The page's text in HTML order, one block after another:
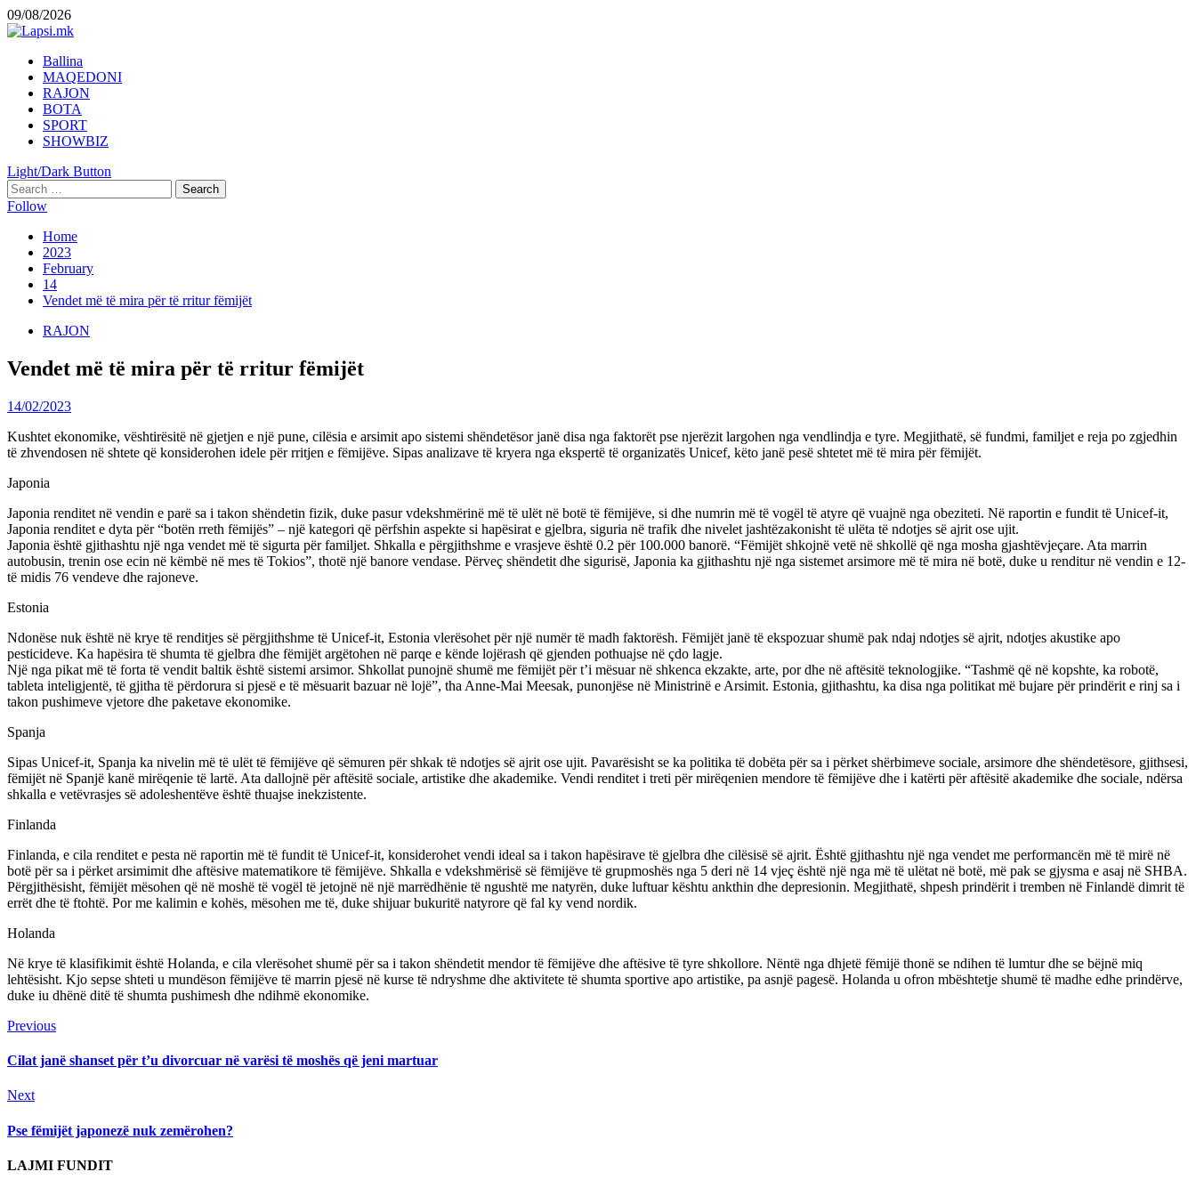
Skip
to
09/08/2026
Primary
Menu
Ballina
MAQEDONI
RAJON
BOTA
SPORT
SHOWBIZ
Light/Dark Button
Search
for:
Follow
Home
2023
February
14
Vendet më të mira për të rritur fëmijët
RAJON
Vendet më të mira për të rritur fëmijët
14/02/2023
Kushtet ekonomike, vështirësitë në gjetjen e një pune, cilësia e arsimit apo sistemi shëndetësor janë disa nga faktorët pse njerëzit largohen nga vendlindja e tyre. Megjithatë, së fundmi, familjet e reja po zgjedhin
të zhvendosen në shtete që konsiderohen idele për rritjen e fëmijëve. Sipas analizave të kryera nga ekspertë të organizatës Unicef, këto janë pesë shtetet më të mira për fëmijët.
Japonia
Japonia renditet në vendin e parë sa i takon shëndetin fizik, duke pasur vdekshmërinë më të ulët në botë të fëmijëve, si dhe numrin më të vogël të atyre që vuajnë nga obeziteti. Në raportin e fundit të Unicef-it,
Japonia renditet e dyta për “botën rreth fëmijës” – një kategori që përfshin aspekte si hapësirat e gjelbra, siguria në trafik dhe nivelet jashtëzakonisht të ulëta të ndotjes së ajrit ose ujit.
Japonia është gjithashtu një nga vendet më të sigurta për familjet. Shkalla e përgjithshme e vrasjeve është 0.2 për 100.000 banorë. “Fëmijët shkojnë vetë në shkollë që nga mosha gjashtëvjeçare. Ata marrin
autobusin, trenin ose ecin në këmbë në mes të Tokios”, thotë një banore vendase. Përveç shëndetit dhe sigurisë, Japonia ka gjithashtu një nga sistemet arsimore më të mira në botë, duke u renditur në vendin e 12-
të midis 76 vendeve dhe rajoneve.
Estonia
Ndonëse nuk është në krye të renditjes së përgjithshme të Unicef-it, Estonia vlerësohet për një numër të madh faktorësh. Fëmijët janë të ekspozuar shumë pak ndaj ndotjes së ajrit, ndotjes akustike apo
pesticideve. Ka hapësira ​​të shumta të gjelbra dhe fëmijët argëtohen në parqe e kënde lojërash që gjenden pothuajse në çdo lagje.
Një nga pikat më të forta të vendit baltik është sistemi arsimor. Shkollat punojnë shumë me fëmijët për t’i mësuar në shkenca ekzakte, arte, por dhe në aftësitë teknologjike. “Tashmë që në kopshte, ka robotë,
tableta inteligjentë, të gjitha të përdorura si pjesë e të mësuarit bazuar në lojë”, tha Anne-Mai Meesak, punonjëse në Ministrinë e Arsimit. Estonia, gjithashtu, ka disa nga politikat më bujare për prindërit e rinj sa i
takon pushimeve vjetore dhe paketave ekonomike.
Spanja
Sipas Unicef-it, Spanja ka nivelin më të ulët të fëmijëve që sëmuren për shkak të ndotjes së ajrit ose ujit. Pavarësisht se ka politika të dobëta për sa i përket shërbimeve sociale, arsimore dhe shëndetësore, gjithsesi,
fëmijët në Spanjë kanë mirëqenie të lartë. Ata dallojnë për aftësitë sociale, artistike dhe akademike. Vendi renditet i treti për mirëqenien mendore të fëmijëve dhe i katërti për aftësitë akademike dhe sociale, ndërsa
shkalla e vetëvrasjes së adoleshentëve është thuajse inekzistente.
Finlanda
Finlanda, e cila renditet e pesta në raportin më të fundit të Unicef-it, konsiderohet vendi ideal sa i takon hapësirave të gjelbra dhe cilësisë së ajrit. Është gjithashtu një nga vendet me performancën më të mirë në
botë për sa i përket arsimimit dhe aftësive matematikore të fëmijëve. Shkalla e vdekshmërisë së fëmijëve të grupmoshës nga 5 deri në 14 vjeç është një nga më të ulëtat në botë, më pak se gjysma e asaj në SHBA.
Përgjithësisht, fëmijët mësohen që në moshë të vogël të jetojnë në një marrëdhënie të ngushtë me natyrën, duke luftuar kështu ankthin dhe depresionin. Megjithatë, shpesh prindërit i tremben në Finlandë dimrit të
errët dhe të ftohtë. Por me kalimin e kohës, mësohen me të, duke shijuar bukuritë natyrore që fal ky vend nordik.
Holanda
Në krye të klasifikimit është Holanda, e cila vlerësohet shumë për sa i takon shëndetit mendor të fëmijëve dhe aftësive të tyre shkollore. Nëntë nga dhjetë fëmijë thonë se ndihen të lumtur dhe se bëjnë miq
lehtësisht. Kjo sepse shteti u mundëson fëmijëve të marrin pjesë në kurse të ndryshme dhe aktivitete të shumta sportive apo artistike, pa asnjë pagesë. Holanda u ofron mbështetje shumë të madhe edhe prindërve,
duke iu dhënë ditë të shumta pushimesh dhe ndihmë ekonomike.
Continue
Reading
PreviousPrevious
Cilat janë shanset për t’u divorcuar në varësi të moshës që jeni martuar
NextNext
Pse fëmijët japonezë nuk zemërohen?
LAJMI FUNDIT